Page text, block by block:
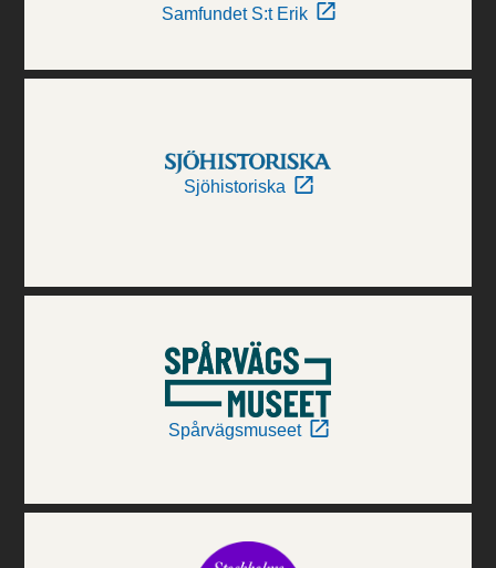
Samfundet S:t Erik
Sjöhistoriska
Spårvägsmuseet